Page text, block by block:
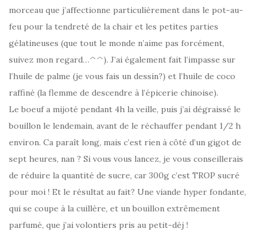
morceau que j’affectionne particulièrement dans le pot-au-
feu pour la tendreté de la chair et les petites parties
gélatineuses (que tout le monde n’aime pas forcément,
suivez mon regard…^^). J’ai également fait l’impasse sur
l’huile de palme (je vous fais un dessin?) et l’huile de coco
raffiné (la flemme de descendre à l’épicerie chinoise).
Le boeuf a mijoté pendant 4h la veille, puis j’ai dégraissé le
bouillon le lendemain, avant de le réchauffer pendant 1/2 h
environ. Ca paraît long, mais c’est rien à côté d’un gigot de
sept heures, nan ? Si vous vous lancez, je vous conseillerais
de réduire la quantité de sucre, car 300g c’est TROP sucré
pour moi ! Et le résultat au fait? Une viande hyper fondante,
qui se coupe à la cuillère, et un bouillon extrêmement
parfumé, que j’ai volontiers pris au petit-déj !